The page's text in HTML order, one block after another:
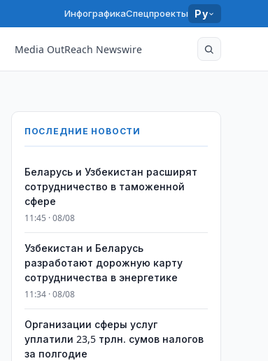
ИнфографикаСпецпроекты Ру
Media OutReach Newswire
ПОСЛЕДНИЕ НОВОСТИ
Беларусь и Узбекистан расширят
сотрудничество в таможенной
сфере
11:45 · 08/08
Узбекистан и Беларусь
разработают дорожную карту
сотрудничества в энергетике
11:34 · 08/08
Организации сферы услуг
уплатили 23,5 трлн. сумов налогов
за полгодие